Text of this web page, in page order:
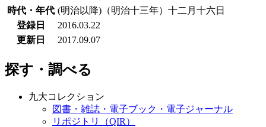
時代・年代 (明治以降)（明治十三年）十二月十六日
登録日
2016.03.22
更新日
2017.09.07
探す・調べる
九大コレクション
図書・雑誌・電子ブック・電子ジャーナル
リポジトリ（QIR）